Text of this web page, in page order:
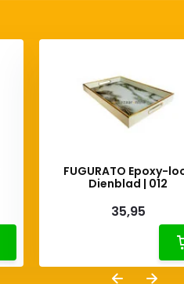
FUGURATO Epoxy-
Dienblad | 012
35,95